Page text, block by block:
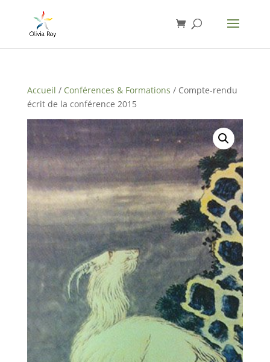
Accueil / Conférences & Formations / Compte-rendu
écrit de la conférence 2015